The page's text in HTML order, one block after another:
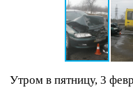
Утром в пятницу, 3